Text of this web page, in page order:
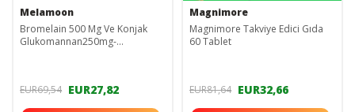
Melamoon
Bromelain 500 Mg Ve Konjak
Glukomannan250mg-
EUR69,54 EUR27,82
Magnimore
Magnimore Takviye Edici Gıda
60 Tablet
EUR81,64 EUR32,66